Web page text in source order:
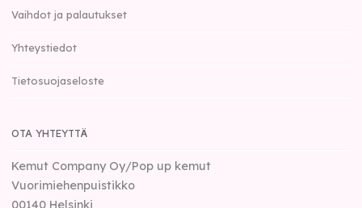
Vaihdot ja palautukset
Yhteystiedot
Tietosuojaseloste
OTA YHTEYTTÄ
Kemut Company Oy/Pop up kemut
Vuorimiehenpuistikko
00140 Helsinki